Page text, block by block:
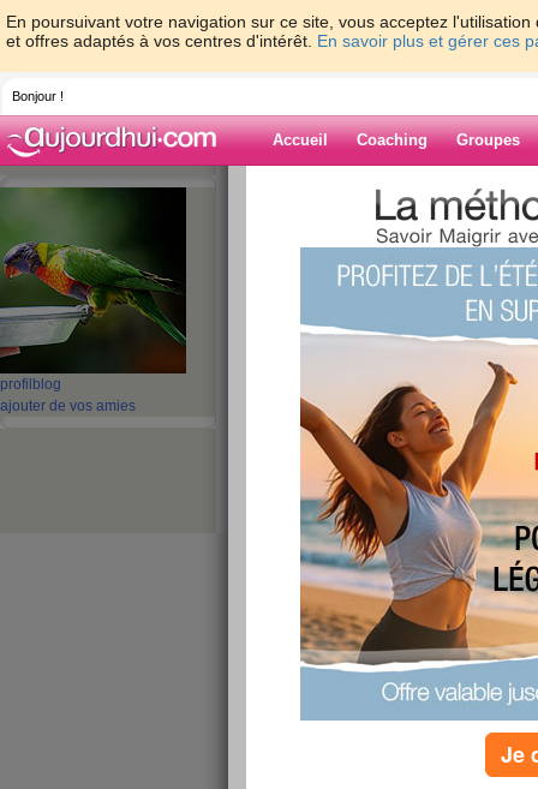
En poursuivant votre navigation sur ce site, vous acceptez
et offres adaptés à vos centres d'intérêt. En savoir plus et gérer ces
Bonjour !
Accueil Coaching Groupes
profil blog
ajouter de vos amies
> > jour 2
Blog de fitneess
jour 2 regime en
publié le 23/10/2008 à 09:35
ca y est je suis lancée pour un
nouveaus combat a la perte de mes
kilos repris!
objectif nourriture ;j'ai repris ww hier
objectif sport:je recommence
aujourd'hui 1h ;j'y vais!corde a
ma balance n'a plus de pile ,je laisse
comme ca je me peserez la semaine
Je